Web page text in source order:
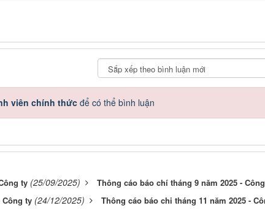
viên chính thứcđể có thể bình luận
ty (25/09/2025) Thông cáo báo chí tháng 9 năm 2025 -
Công ty (24/12/2025) Thông cáo báo chi tháng 11 năm 2025 -